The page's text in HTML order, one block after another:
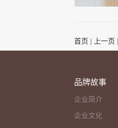
首页 上一页
品牌故事
企业简介
企业文化